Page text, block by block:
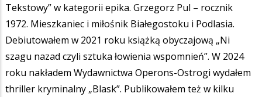
Tekstowy” w kategorii epika. Grzegorz Pul – rocznik
1972. Mieszkaniec i miłośnik Białegostoku i Podlasia.
Debiutowałem w 2021 roku książką obyczajową „Ni
szagu nazad czyli sztuka łowienia wspomnień”. W 2024
roku nakładem Wydawnictwa Operons-Ostrogi wydałem
thriller kryminalny „Blask”. Publikowałem też w kilku